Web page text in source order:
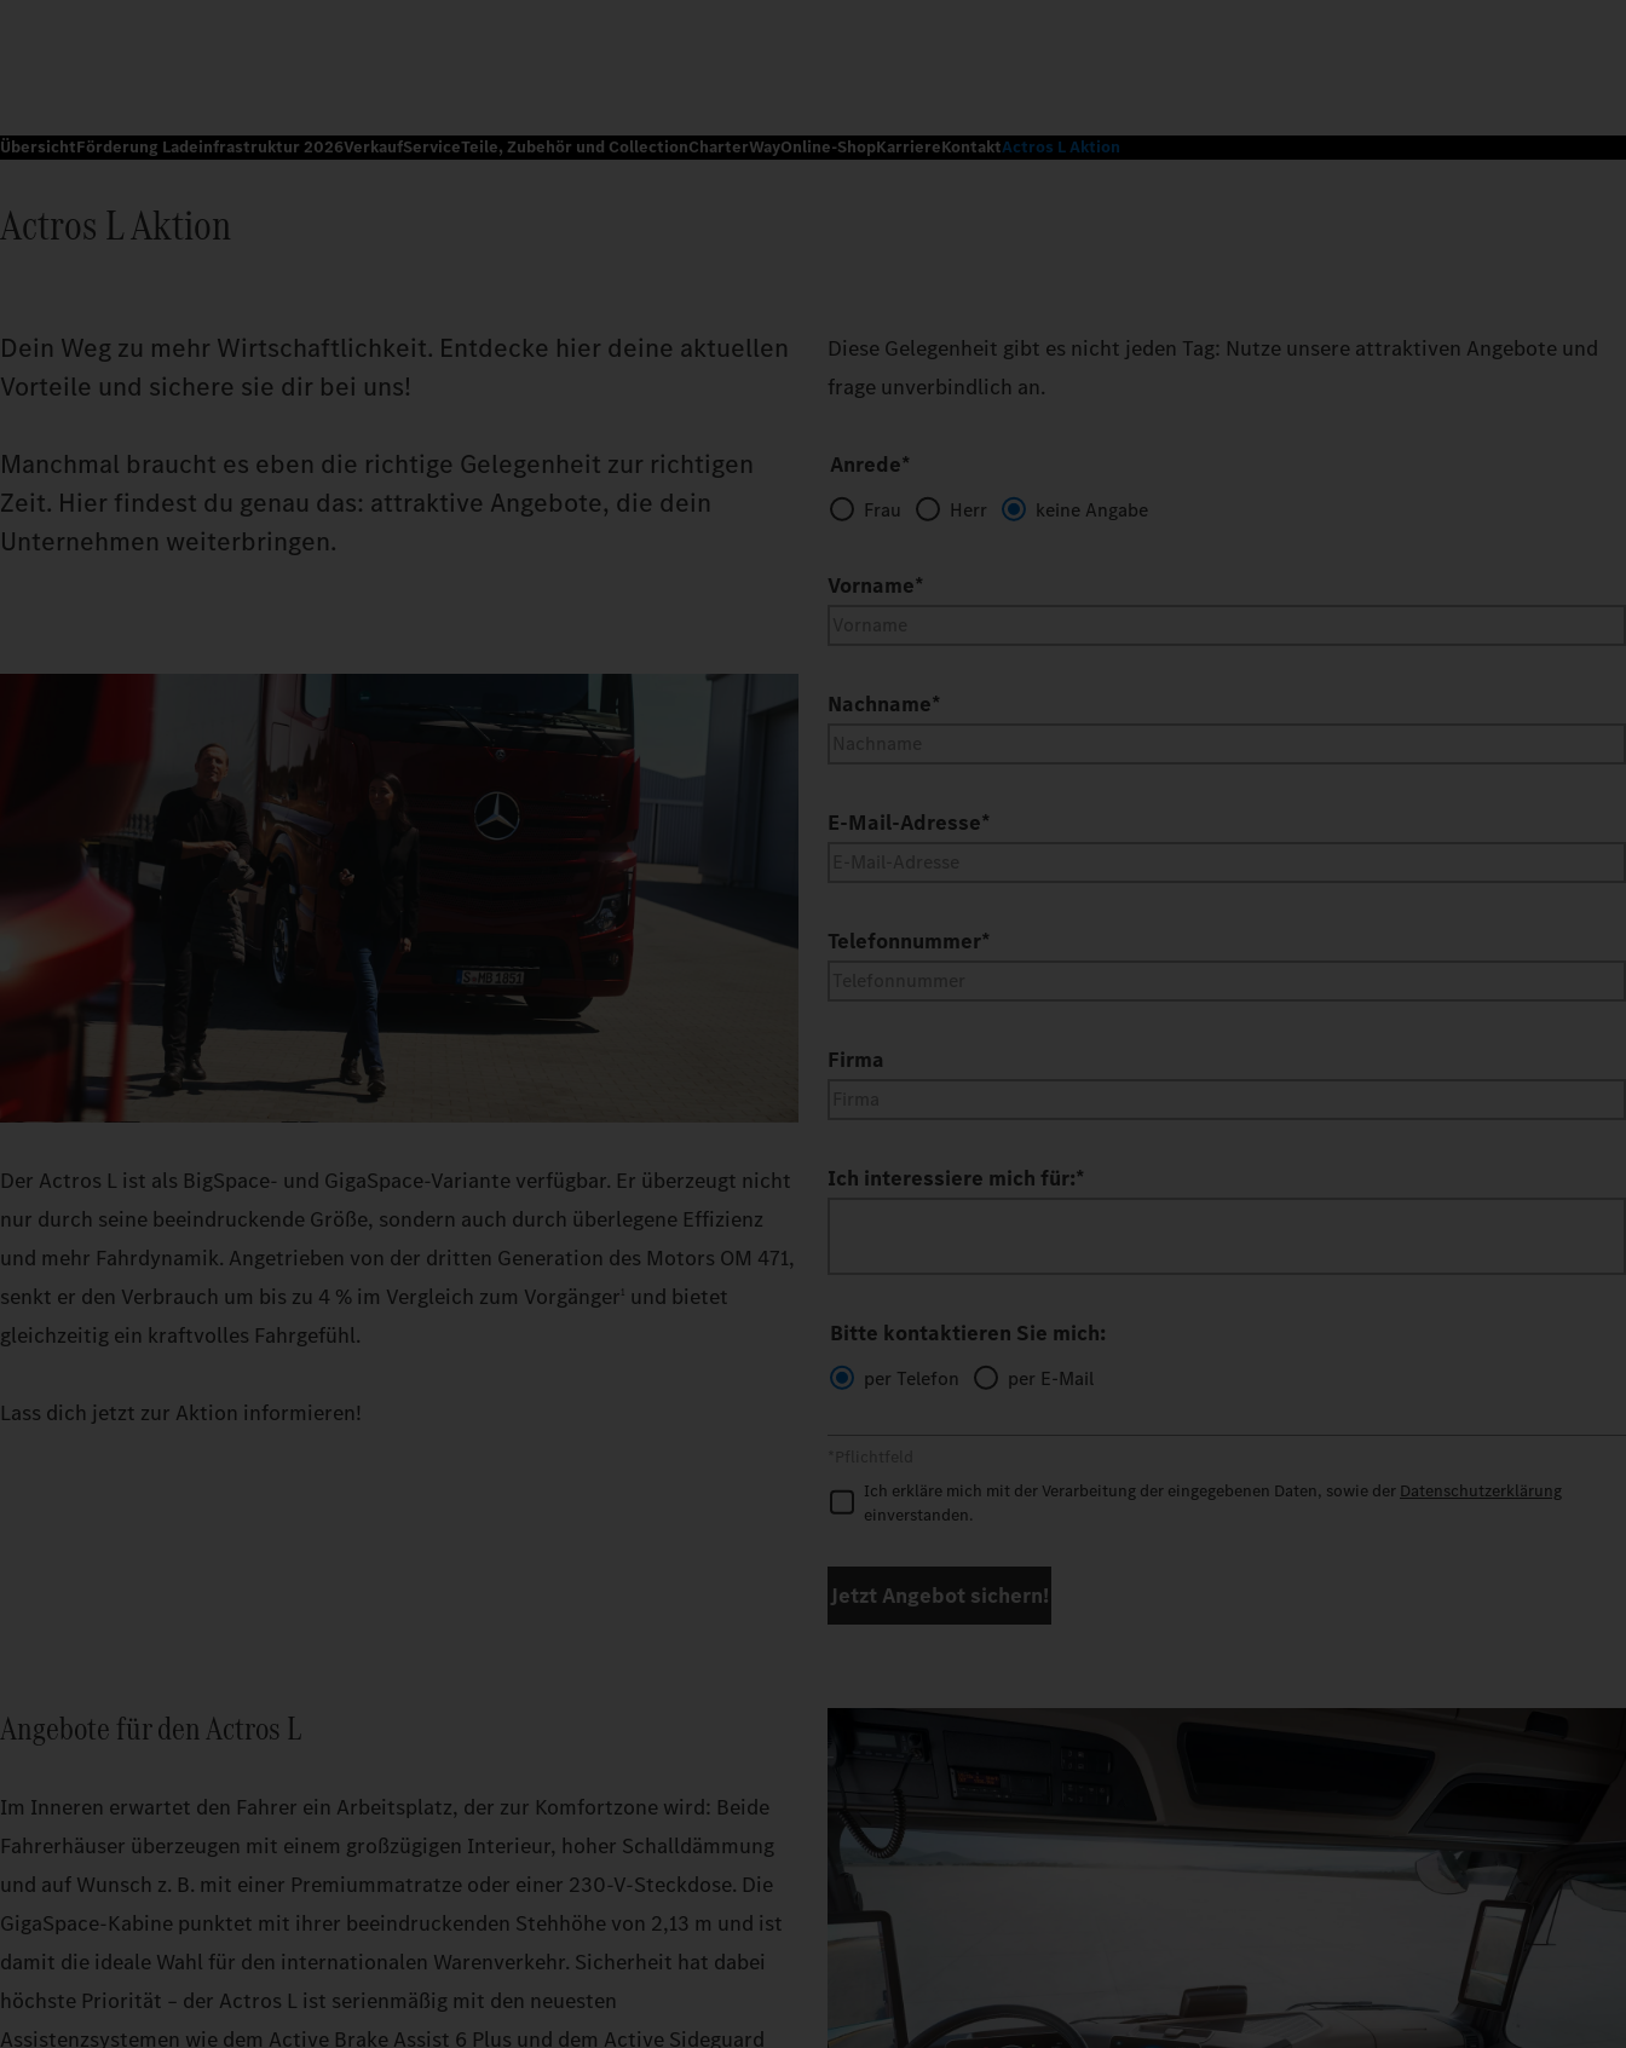
ÜbersichtFörderung Ladeinfrastruktur 2026VerkaufServiceTeile, Zubehör und CollectionCharterWayOnline-ShopKarriereKontaktActros L Aktion
Actros L Aktion
Dein Weg zu mehr Wirtschaftlichkeit. Entdecke hier deine aktuellen
Vorteile und sichere sie dir bei uns!
Manchmal braucht es eben die richtige Gelegenheit zur richtigen
Zeit. Hier findest du genau das: attraktive Angebote, die dein
Unternehmen weiterbringen.
Der Actros L ist als BigSpace- und GigaSpace-Variante verfügbar. Er überzeugt nicht
nur durch seine beeindruckende Größe, sondern auch durch überlegene Effizienz
und mehr Fahrdynamik. Angetrieben von der dritten Generation des Motors OM 471,
senkt er den Verbrauch um bis zu 4 % im Vergleich zum Vorgänger1 und bietet
gleichzeitig ein kraftvolles Fahrgefühl.
Lass dich jetzt zur Aktion informieren!
Diese Gelegenheit gibt es nicht jeden Tag: Nutze unsere attraktiven Angebote und
frage unverbindlich an.
Anrede*
Frau Herr keine Angabe
Vorname*
Nachname*
E-Mail-Adresse*
Telefonnummer*
Firma
Ich interessiere mich für:*
Bitte kontaktieren Sie mich:
per Telefon per E-Mail
Ich erkläre mich mit der Verarbeitung der eingegebenen Daten, sowie der Datenschutzerklärung
einverstanden.
Jetzt Angebot sichern!
Angebote für den Actros L
Im Inneren erwartet den Fahrer ein Arbeitsplatz, der zur Komfortzone wird: Beide
Fahrerhäuser überzeugen mit einem großzügigen Interieur, hoher Schalldämmung
und auf Wunsch z. B. mit einer Premiummatratze oder einer 230‑V‑Steckdose. Die
GigaSpace‑Kabine punktet mit ihrer beeindruckenden Stehhöhe von 2,13 m und ist
damit die ideale Wahl für den internationalen Warenverkehr. Sicherheit hat dabei
höchste Priorität – der Actros L ist serienmäßig mit den neuesten
Assistenzsystemen wie dem Active Brake Assist 6 Plus und dem Active Sideguard